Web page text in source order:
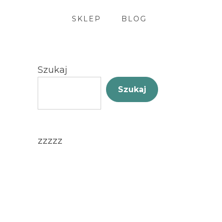
SKLEP BLOG
Szukaj
Szukaj
zzzzz